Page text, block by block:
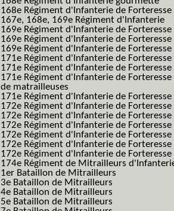
168e Régiment d'Infanterie de Forteresse
167e, 168e, 169e Régiment d'Infanterie
169e Régiment d'Infanterie de Forteresse
169e Régiment d'Infanterie de
169e Régiment d'Infanterie de
171e Régiment d'Infanterie de Forteresse
171e Régiment d'Infanterie de
171e Régiment d'Infanterie de
de matrailleuses
171e Régiment d'Infanterie de
172e Régiment d'Infanterie de Forteresse
172e Régiment d'Infanterie de Forteresse
172e Régiment d'Infanterie de
172e Régiment d'Infanterie de
172e Régiment d'Infanterie de
172e Régiment d'Infanterie de
174e Régiment de Mitrailleurs
1er Bataillon de Mitrailleurs
3e Bataillon de Mitrailleurs
4e Bataillon de Mitrailleurs
5e Bataillon de Mitrailleurs